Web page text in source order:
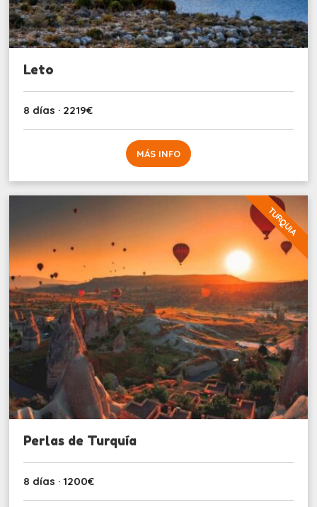
Leto
8 días · 2219€
MÁS INFO
TURQUIA
Perlas de Turquía
8 días · 1200€